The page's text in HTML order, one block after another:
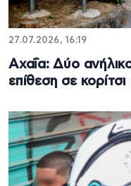
27.07.2026, 16:19
Αχαΐα: Δύο
επίθεση σε